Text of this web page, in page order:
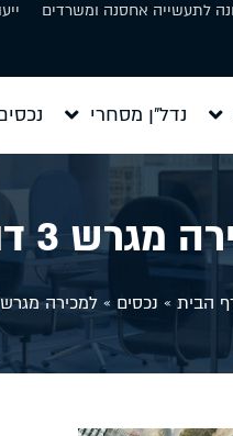
לתעשייה אחסנה ומשרדים
נדל״ן מסחרי
3 דונם בגדרה
הבית » נכסים »למכירה מגרש 3 דונם